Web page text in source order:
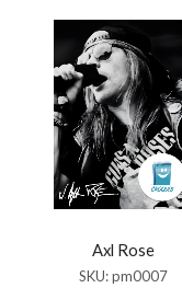
Axl Rose
SKU:pm0007